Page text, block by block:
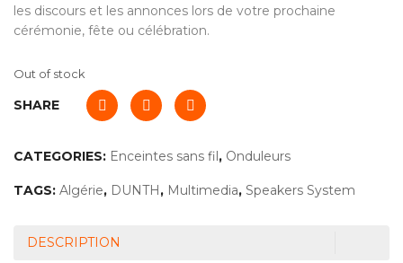
les discours et les annonces lors de votre prochaine
cérémonie, fête ou célébration.
Out of stock
SHARE
CATEGORIES: Enceintes sans fil, Onduleurs
TAGS: Algérie, DUNTH, Multimedia, Speakers System
DESCRIPTION